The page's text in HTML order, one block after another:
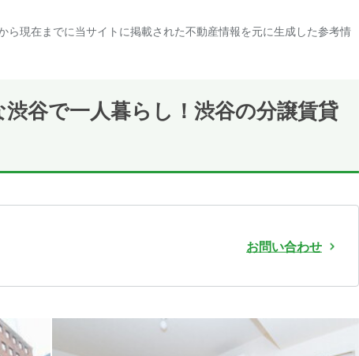
ら現在までに当サイトに掲載された不動産情報を元に生成した参考情
谷で一人暮らし！渋谷の分譲賃貸
お問い合わせ